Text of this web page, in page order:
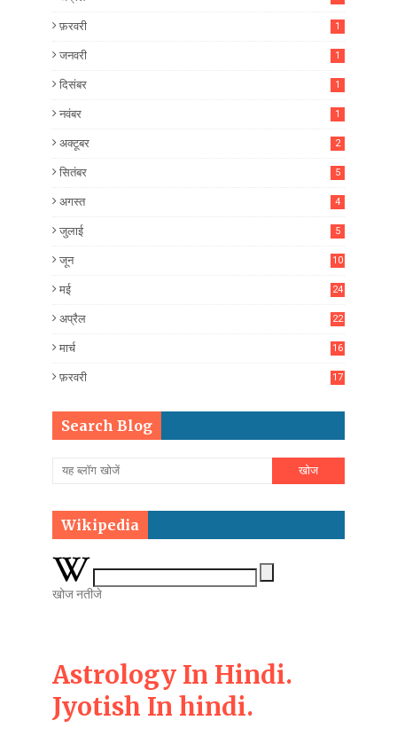
फ़रवरी 1
जनवरी 1
दिसंबर 1
नवंबर 1
अक्टूबर 2
सितंबर 5
अगस्त 4
जुलाई 5
जून 10
मई 24
अप्रैल 22
मार्च 16
फ़रवरी 17
Search Blog
Wikipedia
खोज नतीजे
Astrology In Hindi.
Jyotish In hindi.